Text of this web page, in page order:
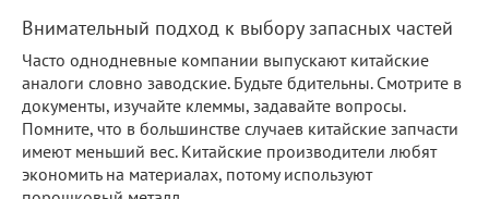
Внимательный подход к выбору запасных частей
Часто однодневные компании выпускают китайские
аналоги словно заводские. Будьте бдительны. Смотрите в
документы, изучайте клеммы, задавайте вопросы.
Помните, что в большинстве случаев китайские запчасти
имеют меньший вес. Китайские производители любят
экономить на материалах, потому используют